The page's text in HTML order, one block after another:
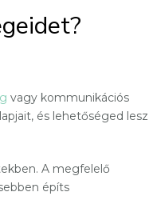
vagy kommunikációs
és lehetőséged lesz
A megfelelő
építs